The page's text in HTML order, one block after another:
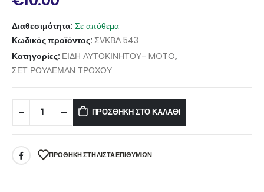
Διαθεσιμότητα: Σε απόθεμα
Κωδικός προϊόντος: ΣVΚΒΑ 543
Κατηγορίες: ΕΙΔΗ ΑΥΤΟΚΙΝΗΤΟΥ- MOTO,
ΣΕΤ ΡΟΥΛΕΜΑΝ ΤΡΟΧΟΥ
ΠΡΟΣΘΉΚΗ ΣΤΟ ΚΑΛΆΘΙ
ΠΡΌΘΉΚΗ ΣΤΗ ΛΊΣΤΑ ΕΠΙΘΥΜΙΏΝ